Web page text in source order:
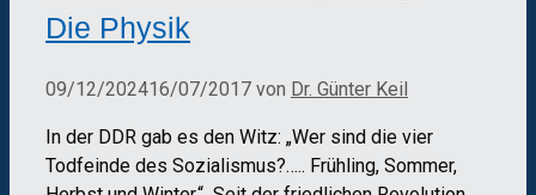
Die Physik
09/12/202416/07/2017 von Dr. Günter Keil
In der DDR gab es den Witz: „Wer sind die vier
Todfeinde des Sozialismus?….. Frühling, Sommer,